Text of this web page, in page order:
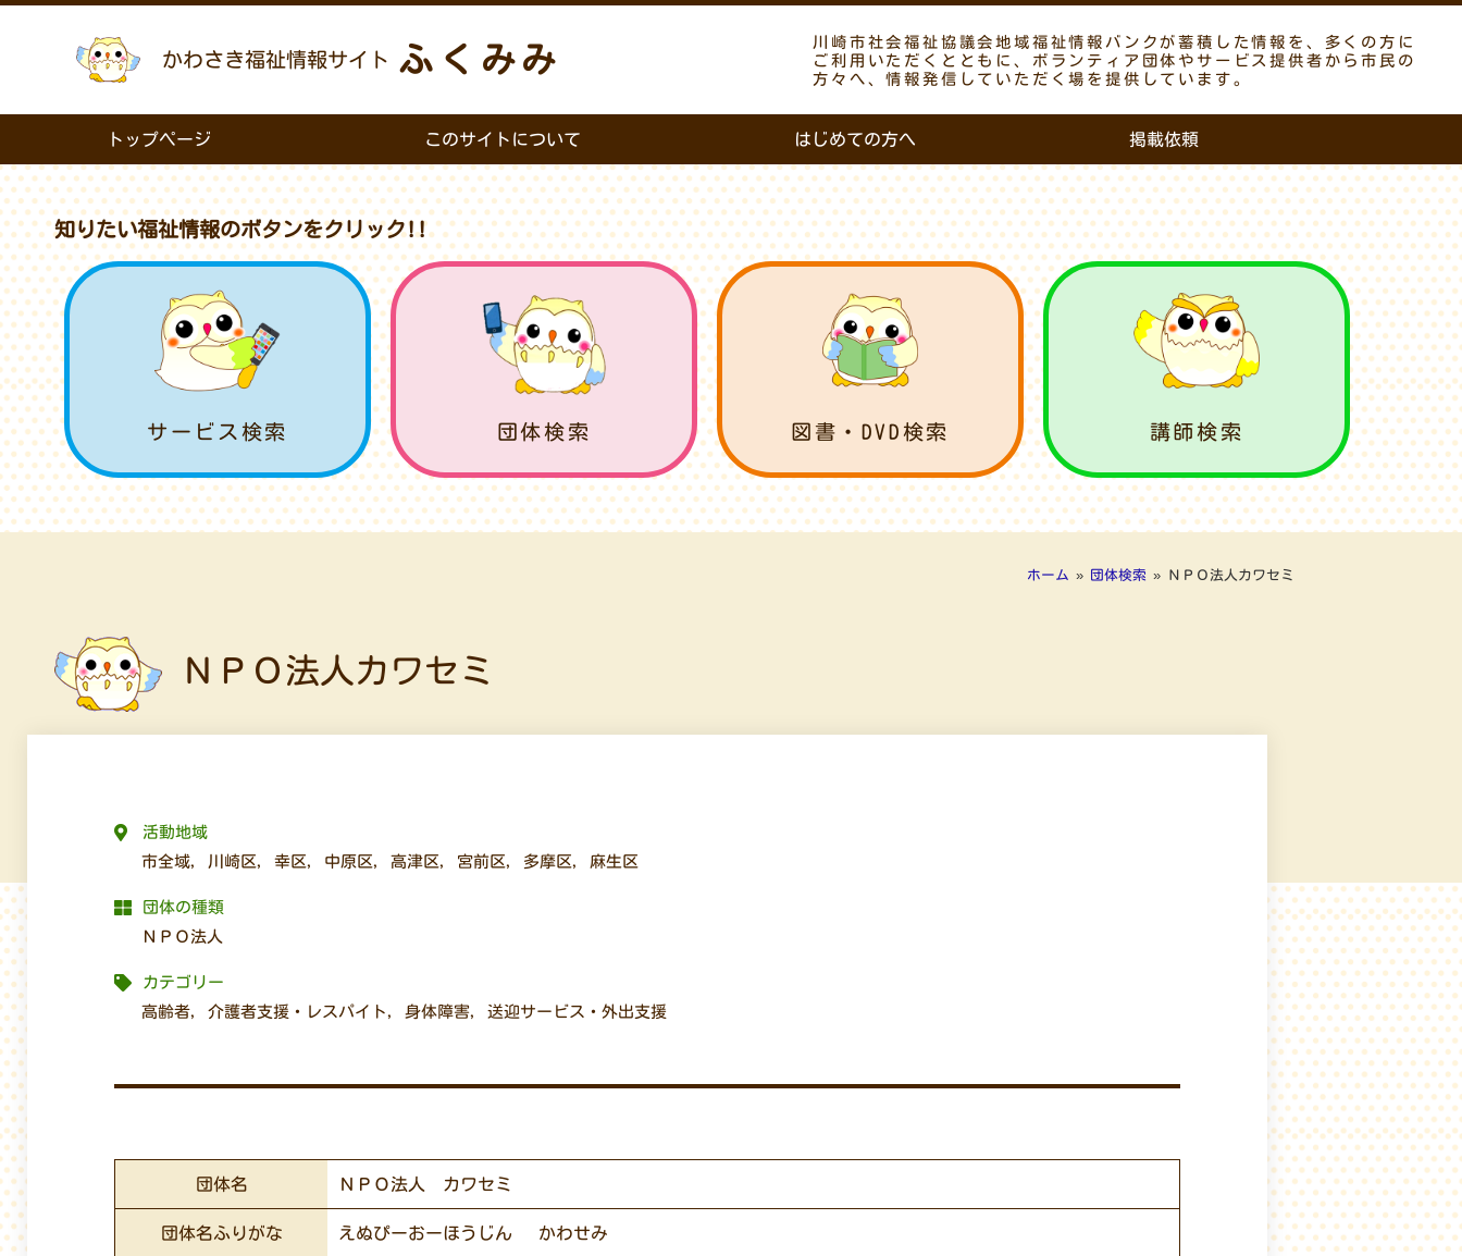
かわさき福祉情報サイト ふくみみ
川崎市社会福祉協議会地域福祉情報バンクが蓄積した情報を、多くの方に
ご利用いただくとともに、ボランティア団体やサービス提供者から市民の
方々へ、情報発信していただく場を提供しています。
トップページ このサイトについて はじめての方へ 掲載依頼
知りたい福祉情報のボタンをクリック!!
サービス検索 団体検索 図書・DVD検索 講師検索
ホーム » 団体検索 » ＮＰＯ法人カワセミ
ＮＰＯ法人カワセミ
活動地域
市全域, 川崎区, 幸区, 中原区, 高津区, 宮前区, 多摩区, 麻生区
団体の種類
ＮＰＯ法人
カテゴリー
高齢者, 介護者支援・レスパイト, 身体障害, 送迎サービス・外出支援
団体名 ＮＰＯ法人 カワセミ
団体名ふりがな えぬぴーおーほうじん かわせみ